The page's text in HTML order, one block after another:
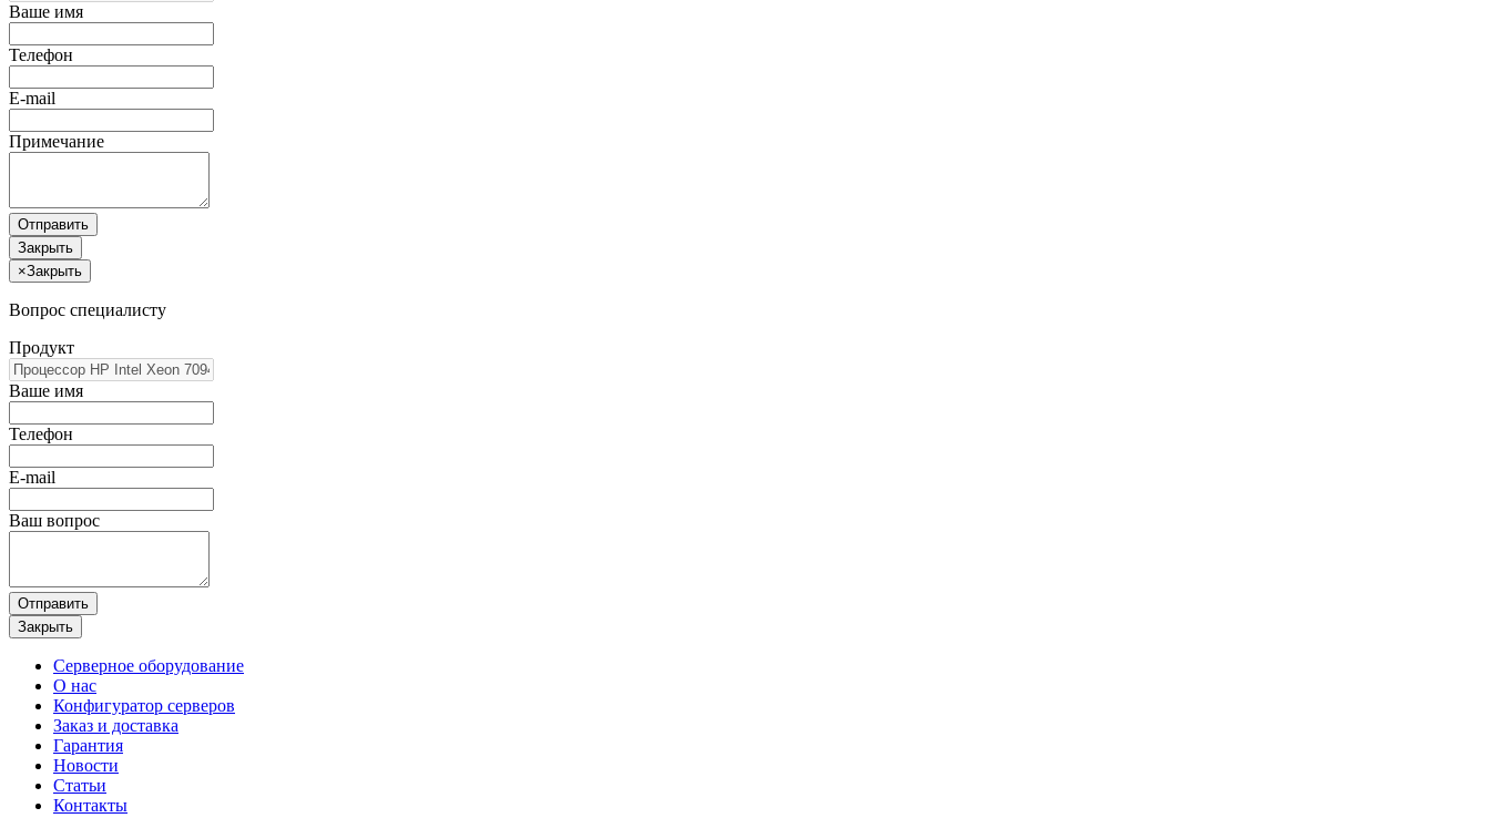
Ваше имя
Телефон
E-mail
Примечание
Отправить
Закрыть
×Закрыть
Вопрос специалисту
Продукт
Ваше имя
Телефон
E-mail
Ваш вопрос
Отправить
Закрыть
Серверное оборудование
О нас
Конфигуратор серверов
Заказ и доставка
Гарантия
Новости
Статьи
Контакты